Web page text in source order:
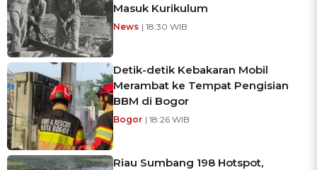
Masuk Kurikulum
News | 18:30 WIB
Detik-detik Kebakaran Mobil
Merambat ke Tempat Pengisian
BBM di Bogor
Bogor | 18:26 WIB
Riau Sumbang 198 Hotspot,